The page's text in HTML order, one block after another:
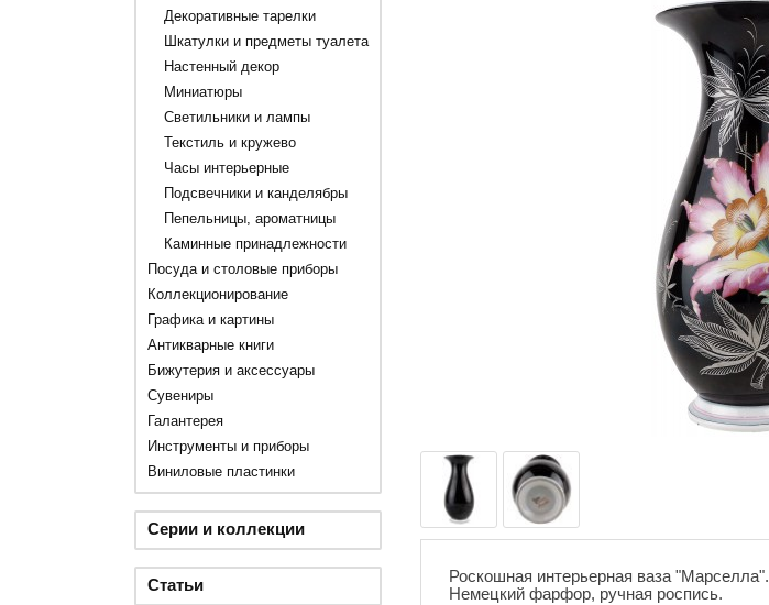
Декоративные тарелки
Шкатулки и предметы туалета
Настенный декор
Миниатюры
Светильники и лампы
Текстиль и кружево
Часы интерьерные
Подсвечники и канделябры
Пепельницы, ароматницы
Каминные принадлежности
Посуда и столовые приборы
Коллекционирование
Графика и картины
Антикварные книги
Бижутерия и аксессуары
Сувениры
Галантерея
Инструменты и приборы
Виниловые пластинки
Серии и коллекции
Статьи
Роскошная интерьерная ваза "Марселла".
Немецкий фарфор, ручная роспись.